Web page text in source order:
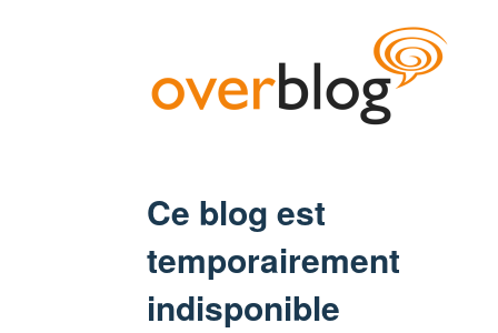
Ce blog est
temporairement
indisponible